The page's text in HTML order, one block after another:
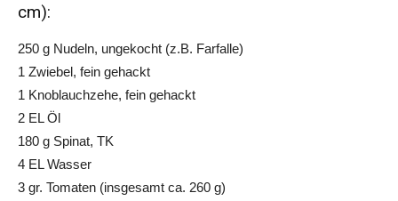
cm):
250 g Nudeln, ungekocht (z.B. Farfalle)
1 Zwiebel, fein gehackt
1 Knoblauchzehe, fein gehackt
2 EL Öl
180 g Spinat, TK
4 EL Wasser
3 gr. Tomaten (insgesamt ca. 260 g)